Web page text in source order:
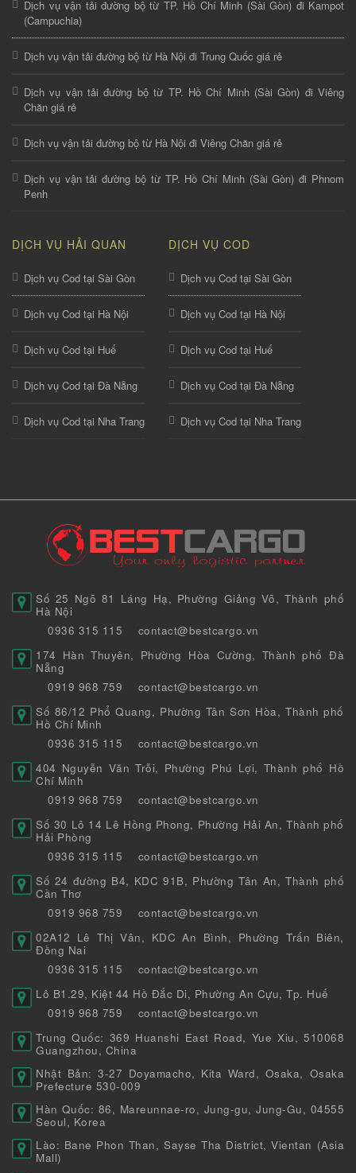
Dịch vụ vận tải đường bộ từ TP. Hồ Chí Minh (Sài Gòn) đi Kampot
(Campuchia)
Dịch vụ vận tải đường bộ từ Hà Nội đi Trung Quốc giá rẻ
Dịch vụ vận tải đường bộ từ TP. Hồ Chí Minh (Sài Gòn) đi Viêng
Chăn giá rẻ
Dịch vụ vận tải đường bộ từ Hà Nội đi Viêng Chăn giá rẻ
Dịch vụ vận tải đường bộ từ TP. Hồ Chí Minh (Sài Gòn) đi Phnom
Penh
DỊCH VỤ HẢI QUAN
Dịch vụ Cod tại Sài Gòn
Dịch vụ Cod tại Hà Nội
Dịch vụ Cod tại Huế
Dịch vụ Cod tại Đà Nẵng
Dịch vụ Cod tại Nha Trang
DỊCH VỤ COD
Dịch vụ Cod tại Sài Gòn
Dịch vụ Cod tại Hà Nội
Dịch vụ Cod tại Huế
Dịch vụ Cod tại Đà Nẵng
Dịch vụ Cod tại Nha Trang
Số 25 Ngõ 81 Láng Hạ, Phường Giảng Võ, Thành phố
Hà Nội
0936 315 115
contact@bestcargo.vn
174 Hàn Thuyên, Phường Hòa Cường, Thành phố Đà
Nẵng
0919 968 759
contact@bestcargo.vn
Số 86/12 Phổ Quang, Phường Tân Sơn Hòa, Thành phố
Hồ Chí Minh
0936 315 115
contact@bestcargo.vn
404 Nguyễn Văn Trỗi, Phường Phú Lợi, Thành phố Hồ
Chí Minh
0919 968 759
contact@bestcargo.vn
Số 30 Lô 14 Lê Hồng Phong, Phường Hải An, Thành phố
Hải Phòng
0936 315 115
contact@bestcargo.vn
Số 24 đường B4, KDC 91B, Phường Tân An, Thành phố
Cần Thơ
0919 968 759
contact@bestcargo.vn
02A12 Lê Thị Vân, KDC An Bình, Phường Trấn Biên,
Đồng Nai
0936 315 115
contact@bestcargo.vn
Lô B1.29, Kiệt 44 Hồ Đắc Di, Phường An Cựu, Tp. Huế
0919 968 759
contact@bestcargo.vn
Trung Quốc: 369 Huanshi East Road, Yue Xiu, 510068
Guangzhou, China
Nhật Bản: 3-27 Doyamacho, Kita Ward, Osaka, Osaka
Prefecture 530-009
Hàn Quốc: 86, Mareunnae-ro, Jung-gu, Jung-Gu, 04555
Seoul, Korea
Lào: Bane Phon Than, Sayse Tha District, Vientan (Asia
Mall)